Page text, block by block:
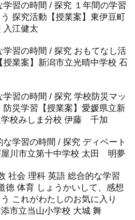
学習の時間 / 探究 １年間の学習
探究活動【授業案】東伊豆町
入江健太
学習の時間 / 探究 おもてなし活
授業案】新潟市立光晴中学校 石
学習の時間 / 探究 学校防災マッ
防災学習【授業案】愛媛県立新
学校みしま分校 伊藤 千加
な学習の時間 / 探究 ディベート
屋川市立第十中学校 太田 明夢
社会 理科 英語 総合的な学習
徳 体育 しょうかいして、感想
これがわたしのお気に入り
添市立当山小学校 大城 舞